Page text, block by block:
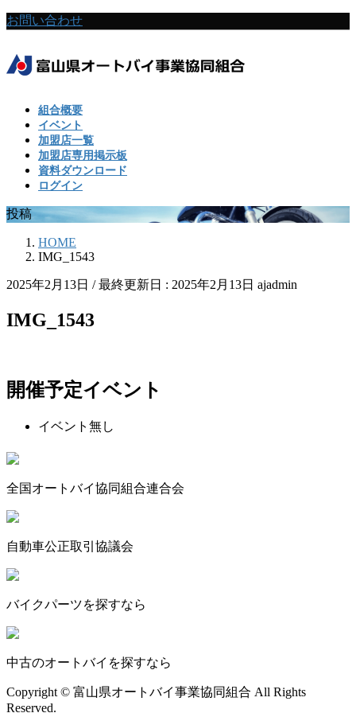
コ
テ
ン
ナ
ゲ
ー
お問い合わせ
組合概要
イベント
加盟店一覧
加盟店専用掲示板
資料ダウンロード
ログイン
投稿
HOME
IMG_1543
2025年2月13日 / 最終更新日 : 2025年2月13日 ajadmin
IMG_1543
開催予定イベント
イベント無し
全国オートバイ協同組合連合会
自動車公正取引協議会
バイクパーツを探すなら
中古のオートバイを探すなら
Copyright © 富山県オートバイ事業協同組合 All Rights
Reserved.